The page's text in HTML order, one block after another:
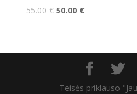
55.00€ 50.00 €
Teisės priklauso